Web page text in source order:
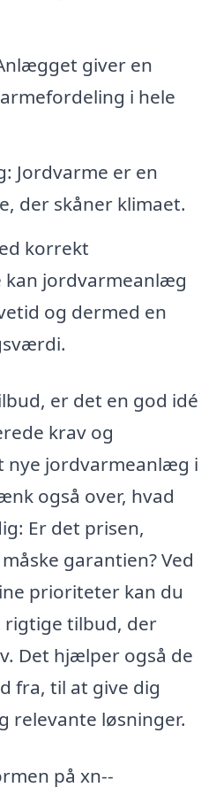
giver en
i hele
Jordvarme er en
der skåner klimaet.
korrekt
kan jordvarmeanlæg
og dermed en
er det en god idé
krav og
jordvarmeanlæg i
også over, hvad
Er det prisen,
garantien? Ved
prioriteter kan du
tilbud, der
Det hjælper også de
fra, til at give dig
relevante løsninger.
på xn--